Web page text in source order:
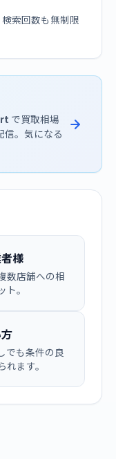
索回数も無制限
で買取相場
信。気になる
様
数店舗への相
。
でも条件の良
ます。